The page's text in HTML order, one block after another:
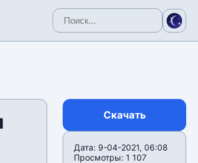
Скачать
Дата: 9-04-2021, 06:08
Просмотры: 1 107